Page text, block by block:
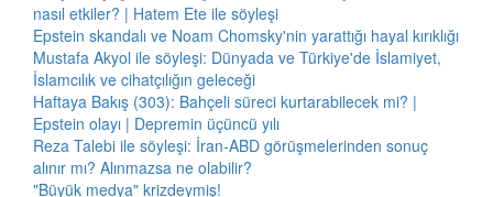
nasıl etkiler? | Hatem Ete ile söyleşi
Epstein skandalı ve Noam Chomsky'nin yarattığı hayal kırıklığı
Mustafa Akyol ile söyleşi: Dünyada ve Türkiye'de İslamiyet,
İslamcılık ve cihatçılığın geleceği
Haftaya Bakış (303): Bahçeli süreci kurtarabilecek mi? |
Epstein olayı | Depremin üçüncü yılı
Reza Talebi ile söyleşi: İran-ABD görüşmelerinden sonuç
alınır mı? Alınmazsa ne olabilir?
"Büyük medya" krizdeymiş!